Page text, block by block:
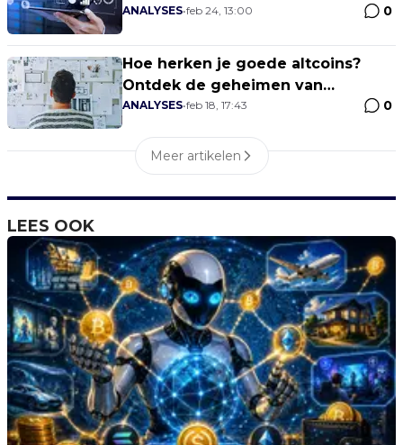
ANALYSES•feb 24, 13:00 0
Hoe herken je goede altcoins?
Ontdek de geheimen van
fundamentele analyse
ANALYSES•feb 18, 17:43 0
Meer artikelen
LEES OOK